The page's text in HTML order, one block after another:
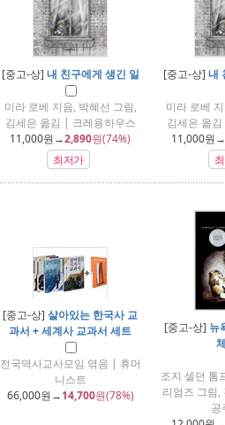
[중고-상] 내 친구에게 생긴 일
미라 로베 지음, 박혜선 그림,
김세은 옮김 | 크레용하우스
11,000원→2,890원(74%)
최저가
[중고-상] 내
미라 로베
김세은 옮
11,000원→
[중고-상] 살아있는 한국사 교
과서 + 세계사 교과서 세트
전국역사교사모임 엮음 | 휴머
니스트
66,000원→14,700원(78%)
[중고-상] 뉴
조지 셀던 톰
리엄즈 그림
공